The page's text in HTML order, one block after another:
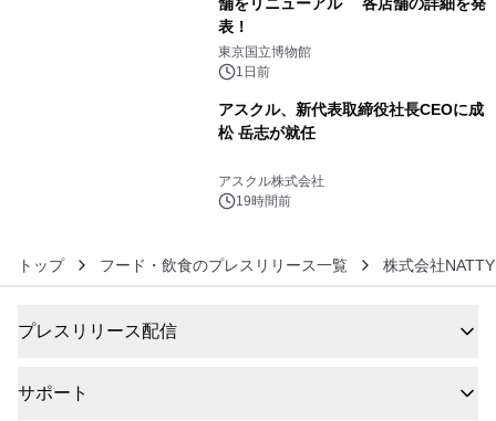
舗をリニューアル 各店舗の詳細を発
表！
東京国立博物館
1日前
アスクル、新代表取締役社長CEOに成
松 岳志が就任
アスクル株式会社
19時間前
トップ フード・飲食のプレスリリース一覧 株式会社
プレスリリース配信
サポート